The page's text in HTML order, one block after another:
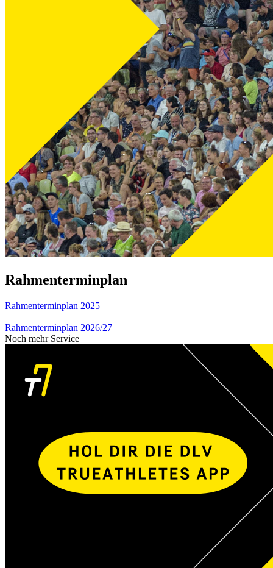
Rahmenterminplan
Rahmenterminplan 2025
Rahmenterminplan 2026/27
Noch mehr Service